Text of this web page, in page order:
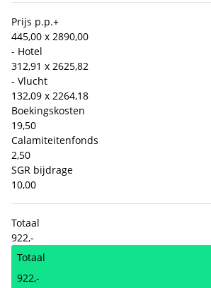
Prijs p.p.+
445,00 x 2890,00
- Hotel
312,91 x 2625,82
- Vlucht
132,09 x 2264,18
Boekingskosten
19,50
Calamiteitenfonds
2,50
SGR bijdrage
10,00
Totaal
922,-
Totaal
922,-